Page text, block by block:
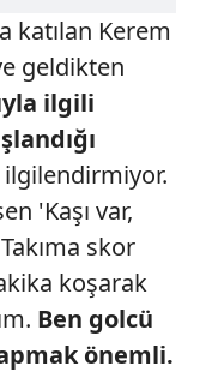
katılan Kerem
geldikten
ilgili
'Kaşı var,
skor
koşarak
Ben golcü
önemli.